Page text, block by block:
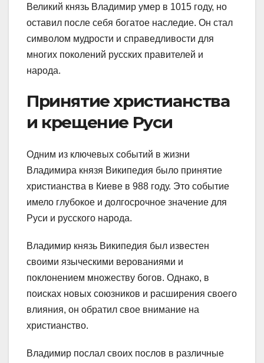
Великий князь Владимир умер в 1015 году, но
оставил после себя богатое наследие. Он стал
символом мудрости и справедливости для
многих поколений русских правителей и
народа.
Принятие христианства
и крещение Руси
Одним из ключевых событий в жизни
Владимира князя Википедия было принятие
христианства в Киеве в 988 году. Это событие
имело глубокое и долгосрочное значение для
Руси и русского народа.
Владимир князь Википедия был известен
своими языческими верованиями и
поклонением множеству богов. Однако, в
поисках новых союзников и расширения своего
влияния, он обратил свое внимание на
христианство.
Владимир послал своих послов в различные